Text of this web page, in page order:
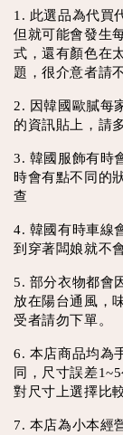
1. 此選品為代買
但就可能會發生
式，還有顏色在
題，很介意者請
2. 因韓國歐膩每
的資訊貼上，請
3. 韓國服飾有時
時會有點不同的
查
4. 韓國有時車線
到穿著闆娘就不
5. 部分衣物都會
放在陽台通風，
受者請勿下單。
6. 本店商品均為
同，尺寸誤差
對尺寸上選擇比
7. 本店為小本經